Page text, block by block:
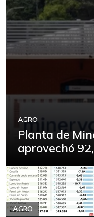
AGRO
Planta de
aprovechó
AGRO